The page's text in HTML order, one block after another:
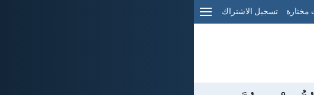
مختارة تسجيل الاشتراك